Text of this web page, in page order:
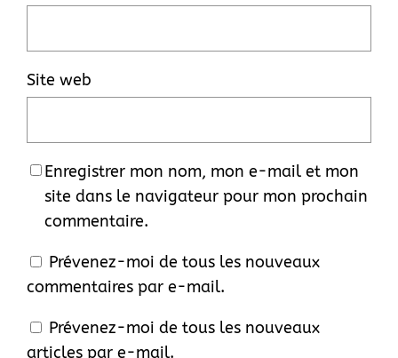
Site web
Enregistrer mon nom, mon e-mail et mon
site dans le navigateur pour mon prochain
commentaire.
Prévenez-moi de tous les nouveaux
commentaires par e-mail.
Prévenez-moi de tous les nouveaux
articles par e-mail.